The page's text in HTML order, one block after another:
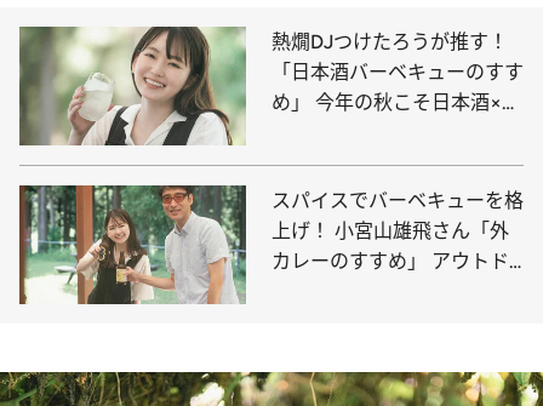
熱燗DJつけたろうが推す！
「日本酒バーベキューのすす
め」 今年の秋こそ日本酒×ア
スパイスでバーベキューを格
上げ！ 小宮山雄飛さん「外
カレーのすすめ」 アウトド